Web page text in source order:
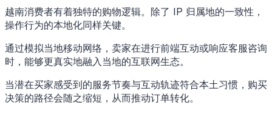
越南消费者有着独特的购物逻辑。除了 IP 归属地的一致性，
操作行为的本地化同样关键。
通过模拟当地移动网络，卖家在进行前端互动或响应客服咨询
时，能够更真实地融入当地的互联网生态。
当潜在买家感受到的服务节奏与互动轨迹符合本土习惯，购买
决策的路径会随之缩短，从而推动订单转化。